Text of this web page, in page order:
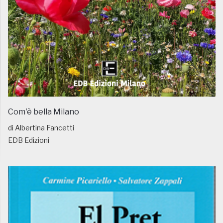
Com'è bella Milano
di Albertina Fancetti
EDB Edizioni